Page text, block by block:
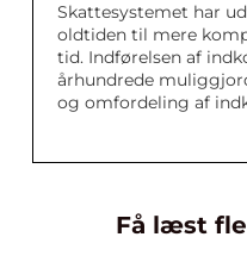
Skattesystemet har
oldtiden til mere
tid. Indførelsen af
århundrede
og omfordeling af
Få læst